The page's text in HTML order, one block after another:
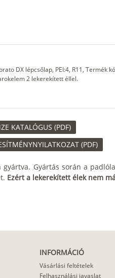
DX lépcsőlap, PEI:4, R11, Termék
2 lekerekített éllel.
KATALÓGUS (PDF)
(PDF)
Gyártás során a
Ezért a lekerekített élek nem
INFORMÁCIÓ
Vásárlási feltételek
Felhasználási javaslat